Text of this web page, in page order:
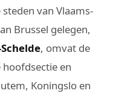
van Vlaams-
Brussel gelegen,
, omvat de
en
Koningslo en